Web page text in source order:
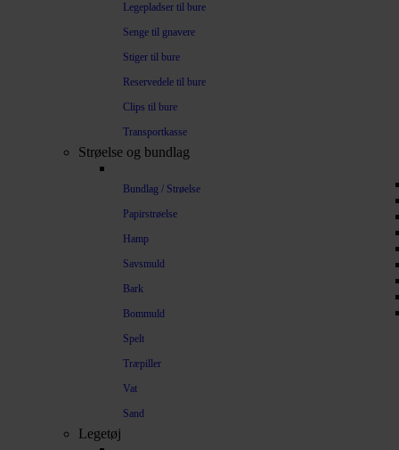
Legepladser til bure
Senge til gnavere
Stiger til bure
Reservedele til bure
Clips til bure
Transportkasse
Strøelse og bundlag
Bundlag / Strøelse
Papirstrøelse
Hamp
Savsmuld
Bark
Bommuld
Spelt
Træpiller
Vat
Sand
Legetøj